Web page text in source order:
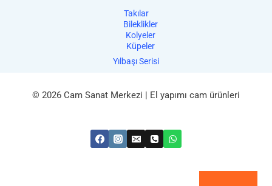
Takılar
Bileklikler
Kolyeler
Küpeler
Yılbaşı Serisi
© 2026 Cam Sanat Merkezi | El yapımı cam ürünleri